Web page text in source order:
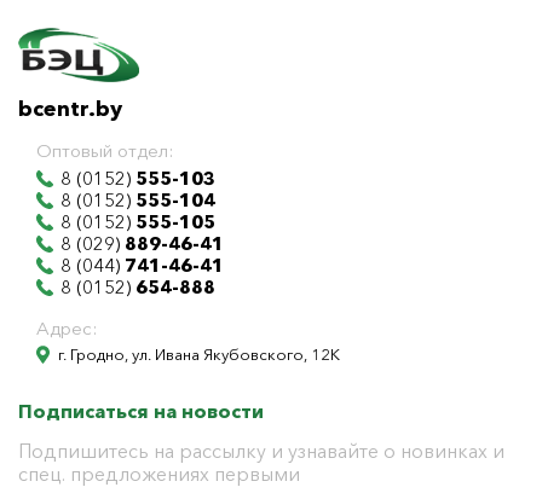
bcentr.by
Оптовый отдел:
8 (0152) 555-103
8 (0152) 555-104
8 (0152) 555-105
8 (029) 889-46-41
8 (044) 741-46-41
8 (0152) 654-888
Адрес:
г. Гродно, ул. Ивана Якубовского, 12К
Подписаться на новости
Подпишитесь на рассылку и узнавайте о новинках и
спец. предложениях первыми